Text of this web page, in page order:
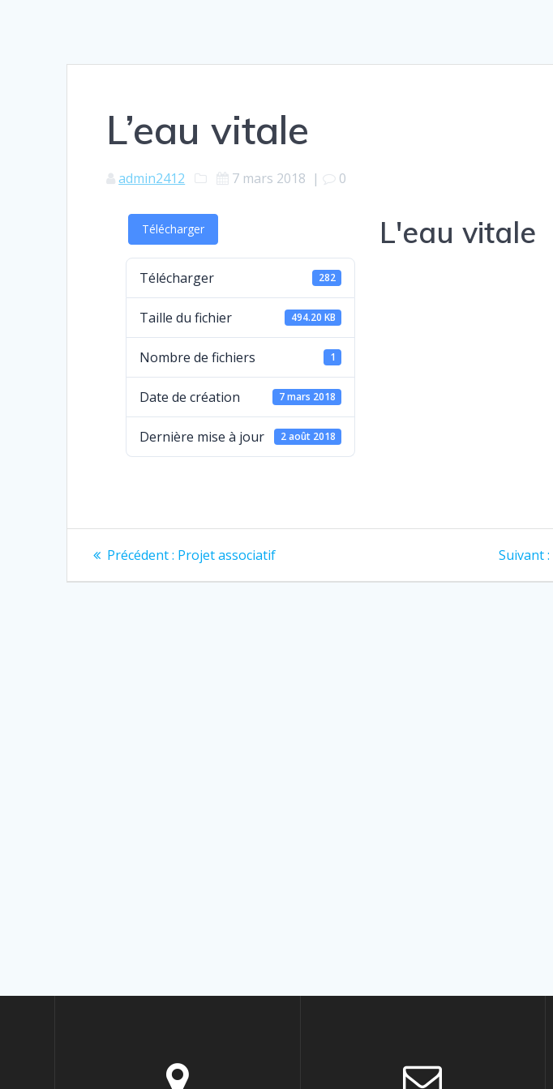
L’eau vitale
admin2412 7 mars 2018 | 0
Télécharger
Télécharger 282
Taille du fichier 494.20 KB
Nombre de fichiers 1
Date de création 7 mars 2018
Dernière mise à jour 2 août 2018
L'eau vitale
Navigation
de
Précédent : Article
Projet associatif Suivant :